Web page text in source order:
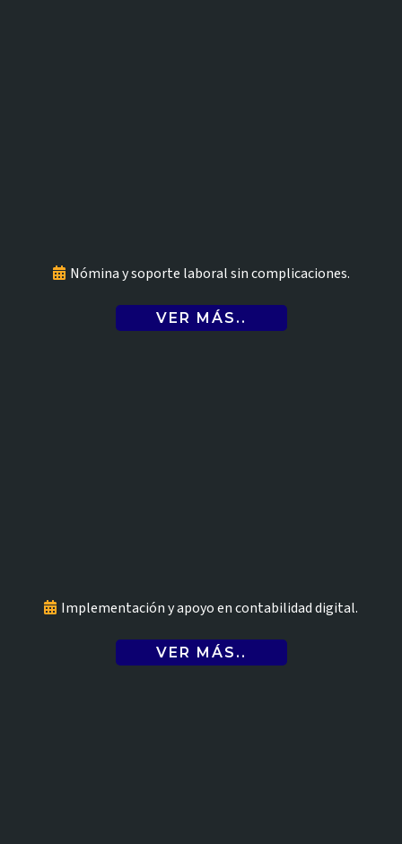
Nómina y soporte laboral sin complicaciones.
VER MÁS..
Implementación y apoyo en contabilidad digital.
VER MÁS..